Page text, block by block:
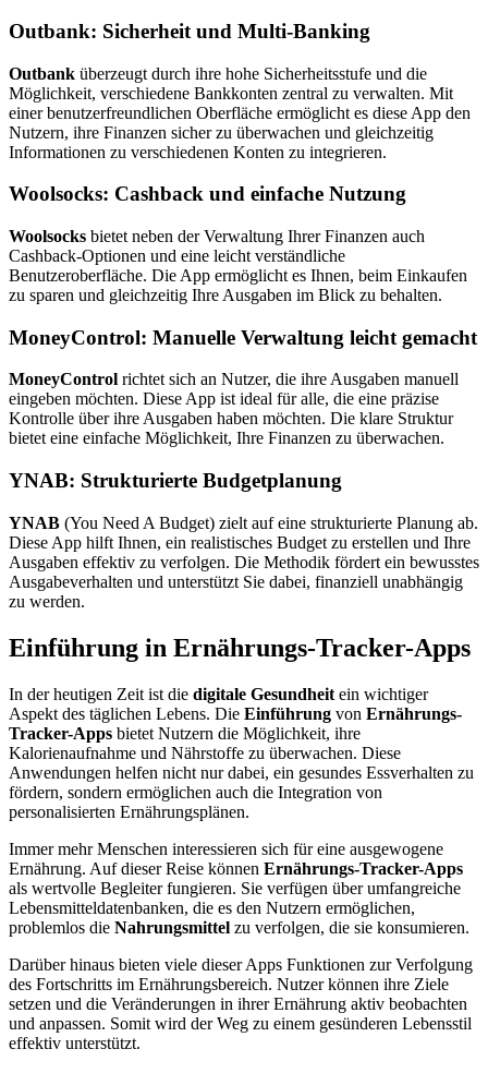
Outbank: Sicherheit und Multi-Banking
Outbank überzeugt durch ihre hohe Sicherheitsstufe und die
Möglichkeit, verschiedene Bankkonten zentral zu verwalten. Mit
einer benutzerfreundlichen Oberfläche ermöglicht es diese App den
Nutzern, ihre Finanzen sicher zu überwachen und gleichzeitig
Informationen zu verschiedenen Konten zu integrieren.
Woolsocks: Cashback und einfache Nutzung
Woolsocks bietet neben der Verwaltung Ihrer Finanzen auch
Cashback-Optionen und eine leicht verständliche
Benutzeroberfläche. Die App ermöglicht es Ihnen, beim Einkaufen
zu sparen und gleichzeitig Ihre Ausgaben im Blick zu behalten.
MoneyControl: Manuelle Verwaltung leicht gemacht
MoneyControl richtet sich an Nutzer, die ihre Ausgaben manuell
eingeben möchten. Diese App ist ideal für alle, die eine präzise
Kontrolle über ihre Ausgaben haben möchten. Die klare Struktur
bietet eine einfache Möglichkeit, Ihre Finanzen zu überwachen.
YNAB: Strukturierte Budgetplanung
YNAB (You Need A Budget) zielt auf eine strukturierte Planung ab.
Diese App hilft Ihnen, ein realistisches Budget zu erstellen und Ihre
Ausgaben effektiv zu verfolgen. Die Methodik fördert ein bewusstes
Ausgabeverhalten und unterstützt Sie dabei, finanziell unabhängig
zu werden.
Einführung in Ernährungs-Tracker-Apps
In der heutigen Zeit ist die digitale Gesundheit ein wichtiger
Aspekt des täglichen Lebens. Die Einführung von Ernährungs-
Tracker-Apps bietet Nutzern die Möglichkeit, ihre
Kalorienaufnahme und Nährstoffe zu überwachen. Diese
Anwendungen helfen nicht nur dabei, ein gesundes Essverhalten zu
fördern, sondern ermöglichen auch die Integration von
personalisierten Ernährungsplänen.
Immer mehr Menschen interessieren sich für eine ausgewogene
Ernährung. Auf dieser Reise können Ernährungs-Tracker-Apps
als wertvolle Begleiter fungieren. Sie verfügen über umfangreiche
Lebensmitteldatenbanken, die es den Nutzern ermöglichen,
problemlos die Nahrungsmittel zu verfolgen, die sie konsumieren.
Darüber hinaus bieten viele dieser Apps Funktionen zur Verfolgung
des Fortschritts im Ernährungsbereich. Nutzer können ihre Ziele
setzen und die Veränderungen in ihrer Ernährung aktiv beobachten
und anpassen. Somit wird der Weg zu einem gesünderen Lebensstil
effektiv unterstützt.